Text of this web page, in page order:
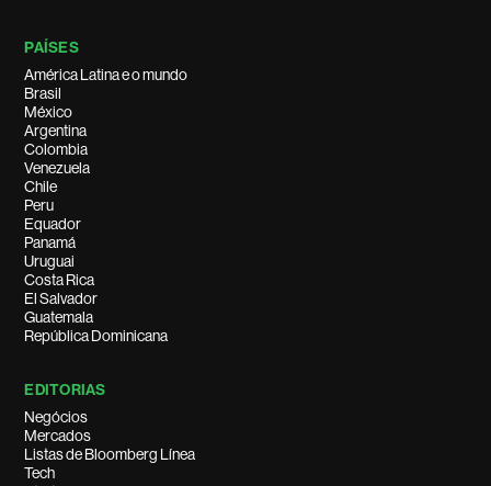
PAÍSES
América Latina e o mundo
Brasil
México
Argentina
Colombia
Venezuela
Chile
Peru
Equador
Panamá
Uruguai
Costa Rica
El Salvador
Guatemala
República Dominicana
EDITORIAS
Negócios
Mercados
Listas de Bloomberg Línea
Tech